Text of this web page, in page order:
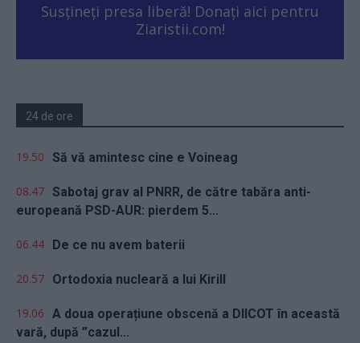
Susțineți presa liberă! Donați aici pentru
Ziaristii.com!
24 de ore
19.50 Să vă amintesc cine e Voineag
08.47 Sabotaj grav al PNRR, de către tabăra anti-
europeană PSD-AUR: pierdem 5...
06.44 De ce nu avem baterii
20.57 Ortodoxia nucleară a lui Kirill
19.06 A doua operațiune obscenă a DIICOT în această
vară, după ”cazul...